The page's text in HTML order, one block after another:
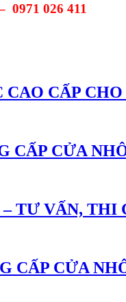
0971 026 411
CẤP
CẤP CỬA
TƯ VẤN,
CẤP CỬA